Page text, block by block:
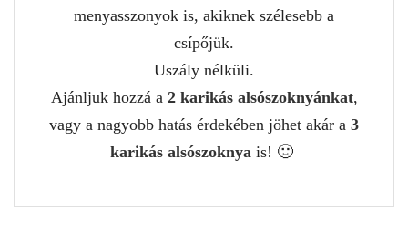
menyasszonyok is, akiknek szélesebb a
csípőjük.
Uszály nélküli.
Ajánljuk hozzá a 2 karikás alsószoknyánkat,
vagy a nagyobb hatás érdekében jöhet akár a 3
karikás alsószoknya is! 🙂